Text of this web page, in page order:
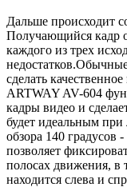
Дальше происходит
Получающийся кадр
каждого из трех
сделать
ARTWAY AV-604
кадры видео и
будет идеальным
обзора 140 градусов
позволяет
полосах движения, в
находится слева и